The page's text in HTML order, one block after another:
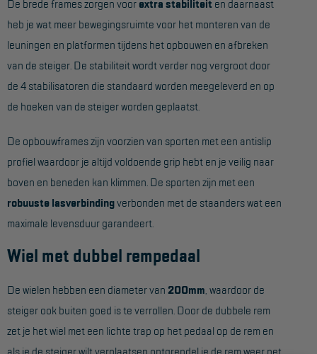
Reparatie en onderhoud
Aanmelden Inspectiewekker
OVER ONS
Dealers
Werken bij ons
Product video's
Blog
Tips en trucs
De brede frames zorgen voor extra stabiliteit en daarnaast
heb je wat meer bewegingsruimte voor het monteren van de
leuningen en platformen tijdens het opbouwen en afbreken
van de steiger. De stabiliteit wordt verder nog vergroot door
de 4 stabilisatoren die standaard worden meegeleverd en op
de hoeken van de steiger worden geplaatst.
De opbouwframes zijn voorzien van sporten met een antislip
profiel waardoor je altijd voldoende grip hebt en je veilig naar
boven en beneden kan klimmen. De sporten zijn met een
robuuste lasverbindingverbonden met de staanders wat een
maximale levensduur garandeert.
Wiel met dubbel rempedaal
De wielen hebben een diameter van 200mm , waardoor de
steiger ook buiten goed is te verrollen. Door de dubbele rem
zet je het wiel met een lichte trap op het pedaal op de rem en
als je de steiger wilt verplaatsen ontgrendel je de rem weer net